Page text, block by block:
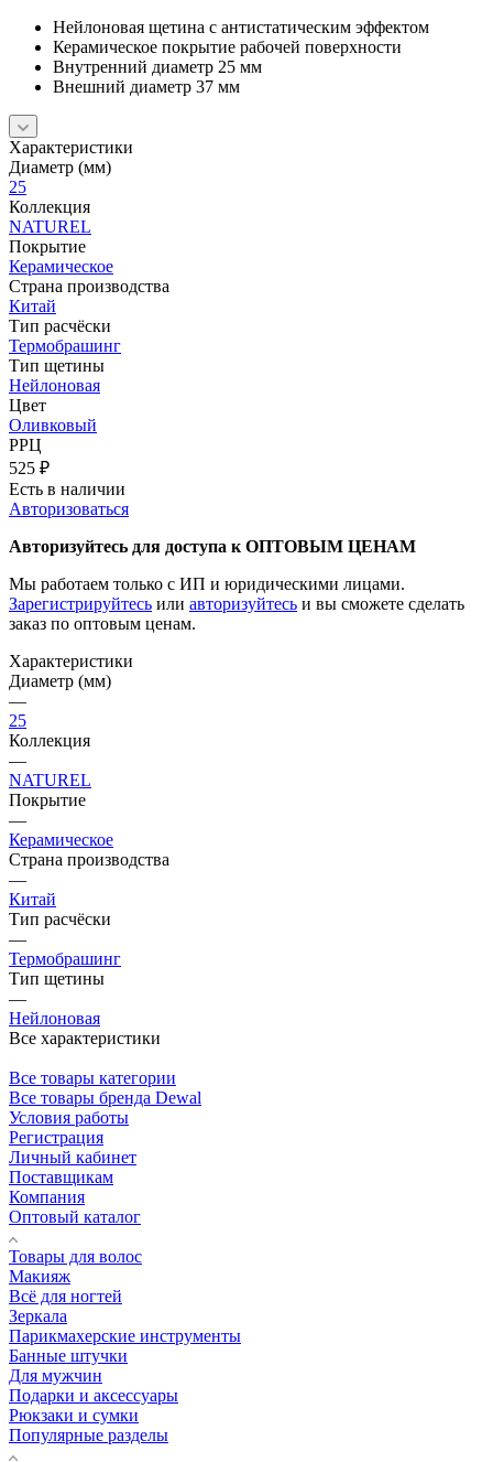
Нейлоновая щетина с антистатическим эффектом
Керамическое покрытие рабочей поверхности
Внутренний диаметр 25 мм
Внешний диаметр 37 мм
Характеристики
Диаметр (мм)
25
Коллекция
NATUREL
Покрытие
Керамическое
Страна производства
Китай
Тип расчёски
Термобрашинг
Тип щетины
Нейлоновая
Цвет
Оливковый
РРЦ
525 ₽
Есть в наличии
Авторизоваться
Авторизуйтесь для доступа к ОПТОВЫМ ЦЕНАМ
Мы работаем только с ИП и юридическими лицами.
Зарегистрируйтесь или авторизуйтесь и вы сможете сделать
заказ по оптовым ценам.
Характеристики
Диаметр (мм)
—
25
Коллекция
—
NATUREL
Покрытие
—
Керамическое
Страна производства
—
Китай
Тип расчёски
—
Термобрашинг
Тип щетины
—
Нейлоновая
Все характеристики
Все товары категории
Все товары бренда Dewal
Условия работы
Регистрация
Личный кабинет
Поставщикам
Компания
Оптовый каталог
Товары для волос
Макияж
Всё для ногтей
Зеркала
Парикмахерские инструменты
Банные штучки
Для мужчин
Подарки и аксессуары
Рюкзаки и сумки
Популярные разделы